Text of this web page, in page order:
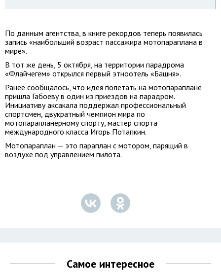
По данным агентства, в книге рекордов теперь появилась
запись «наибольший возраст пассажира мотопараплана в
мире».
В тот же день, 5 октября, на территории парадрома
«Флайчегем» открылся первый этноотель «Башня».
Ранее сообщалось, что идея полетать на мотопараплане
пришла Габоеву в один из приездов на парадром.
Инициативу аксакала поддержал профессиональный
спортсмен, двукратный чемпион мира по
мотопарапланерному спорту, мастер спорта
международного класса Игорь Потапкин.
Мотопараплан — это параплан с мотором, парящий в
воздухе под управлением пилота.
Самое интересное